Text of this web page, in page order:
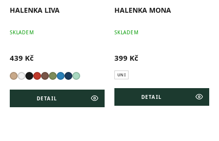
HALENKA LIVA
SKLADEM
439 Kč
DETAIL
HALENKA MONA
SKLADEM
399 Kč
UNI
DETAIL